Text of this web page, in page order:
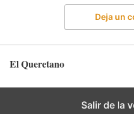
Deja un
El Queretano
Salir de la